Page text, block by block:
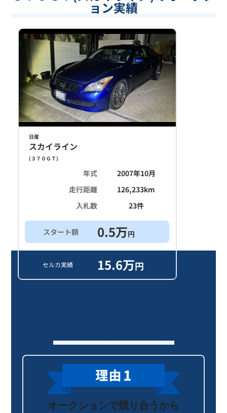
ョン実績
日産
スカイライン
( ３７０ＧＴ)
年式
2007年10月
走行距離
126,233km
入札数
23件
スタート額 0.5万円
セルカ実績 15.6万円
オークションで競り合うから